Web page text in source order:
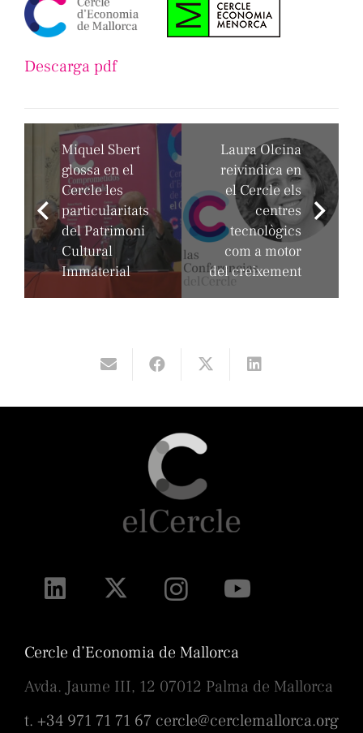
Descarga pdf
Miquel Sbert
glossa en el
Cercle les
particularitats
del Patrimoni
Cultural
Immaterial
Laura Olcina
reivindica en
el Cercle els
centres
tecnològics
com a motor
del creixement
Cercle d’Economia de Mallorca
Avda. Jaume III, 12 07012 Palma de Mallorca
t. +34 971 71 71 67 cercle@cerclemallorca.org